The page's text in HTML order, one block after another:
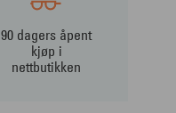
90 dagers åpent
kjøp i
nettbutikken